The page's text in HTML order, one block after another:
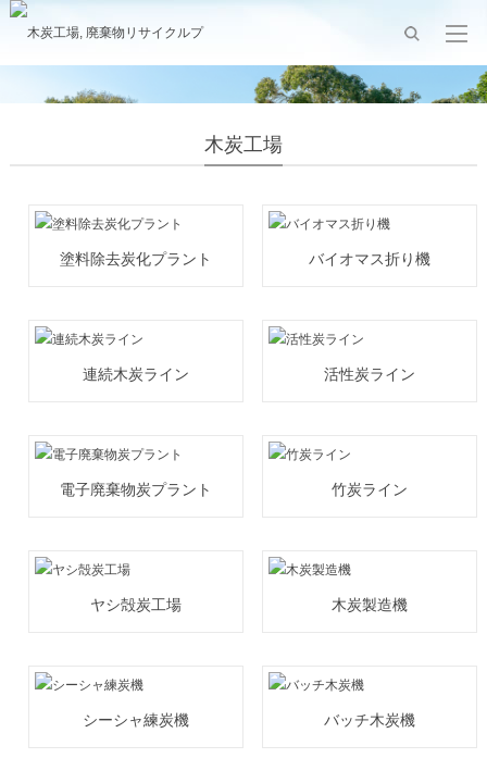
木炭工場
塗料除去炭化プラント バイオマス折り機
連続木炭ライン 活性炭ライン
電子廃棄物炭プラント 竹炭ライン
ヤシ殻炭工場 木炭製造機
シーシャ練炭機 バッチ木炭機